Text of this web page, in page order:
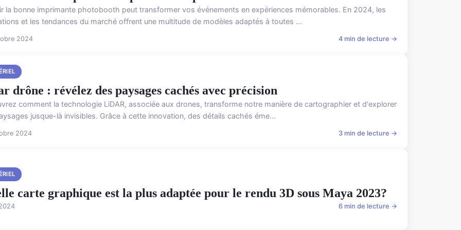
la bonne imprimante photobooth peut transformer vos événements en expériences mémorables. En 2024, les
et les tendances du marché offrent une multitude de modèles adaptés à toutes ...
2024 4 min de lecture →
drône : révélez des paysages cachés avec précision
comment la technologie LiDAR, associée aux drones, transforme notre manière de cartographier et d'explorer
jusque-là invisibles. Grâce à cette innovation, des détails cachés éme...
2024 3 min de lecture →
carte graphique est la plus adaptée pour le rendu 3D sous Maya 2023?
6 min de lecture →